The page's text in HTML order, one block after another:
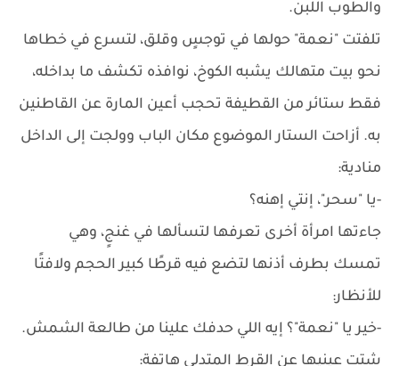
والطوب اللبن.
تلفتت "نعمة" حولها في توجسٍ وقلق، لتسرع في خطاها
نحو بيت متهالك يشبه الكوخ، نوافذه تكشف ما بداخله،
فقط ستائر من القطيفة تحجب أعين المارة عن القاطنين
به. أزاحت الستار الموضوع مكان الباب وولجت إلى الداخل
منادية:
-يا "سحر"، إنتي إهنه؟
جاءتها امرأة أخرى تعرفها لتسألها في غنجٍ، وهي
تمسك بطرف أذنها لتضع فيه قرطًا كبير الحجم ولافتًا
للأنظار:
-خير يا "نعمة"؟ إيه اللي حدفك علينا من طالعة الشمش.
شتت عينيها عن القرط المتدلي هاتفة: